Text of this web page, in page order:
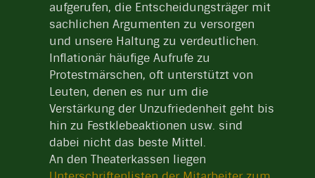
aufgerufen, die Entscheidungsträger mit
sachlichen Argumenten zu versorgen
und unsere Haltung zu verdeutlichen.
Inflationär häufige Aufrufe zu
Protestmärschen, oft unterstützt von
Leuten, denen es nur um die
Verstärkung der Unzufriedenheit geht bis
hin zu Festklebeaktionen usw. sind
dabei nicht das beste Mittel.
An den Theaterkassen liegen